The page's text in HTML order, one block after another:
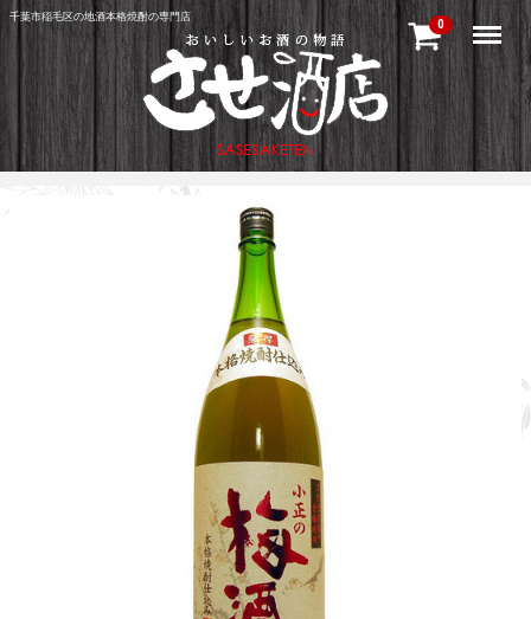
千葉市稲毛区の地酒本格焼酎の専門店
0 Menu